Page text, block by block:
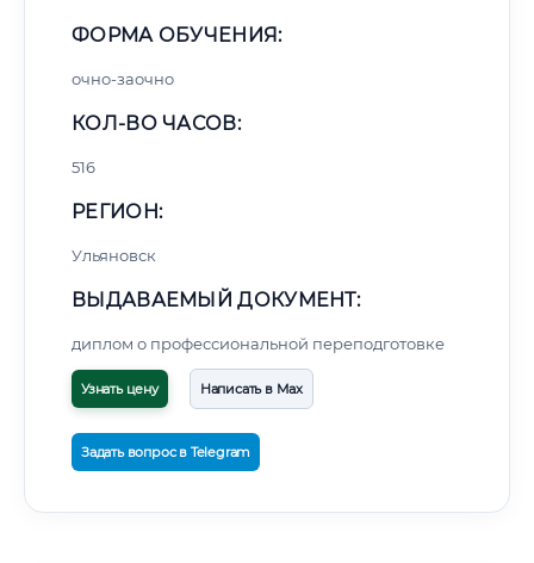
ФОРМА ОБУЧЕНИЯ:
очно-заочно
КОЛ-ВО ЧАСОВ:
516
РЕГИОН:
Ульяновск
ВЫДАВАЕМЫЙ ДОКУМЕНТ:
диплом о профессиональной переподготовке
Узнать цену Написать в Max
Задать вопрос в Telegram